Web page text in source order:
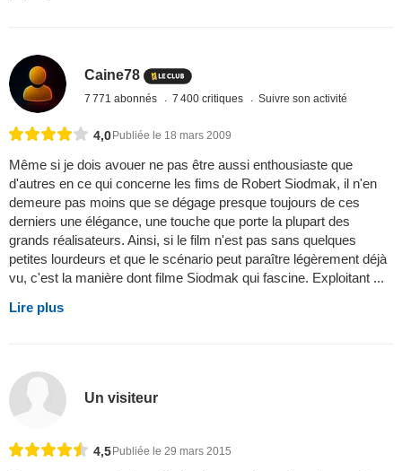
Caine78
7 771 abonnés 7 400 critiques Suivre son activité
4,0Publiée le 18 mars 2009
Même si je dois avouer ne pas être aussi enthousiaste que
d'autres en ce qui concerne les fims de Robert Siodmak, il n'en
demeure pas moins que se dégage presque toujours de ces
derniers une élégance, une touche que porte la plupart des
grands réalisateurs. Ainsi, si le film n'est pas sans quelques
petites lourdeurs et que le scénario peut paraître légèrement déjà
vu, c'est la manière dont filme Siodmak qui fascine. Exploitant ...
Lire plus
Un visiteur
4,5Publiée le 29 mars 2015